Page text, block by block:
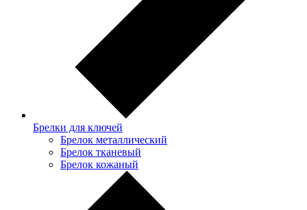
Брелки для ключей
Брелок металлический
Брелок тканевый
Брелок кожаный